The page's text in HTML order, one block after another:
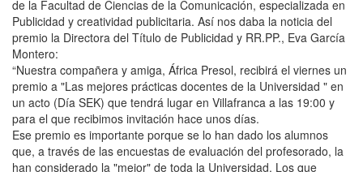
de la Facultad de Ciencias de la Comunicación, especializada en
Publicidad y creatividad publicitaria. Así nos daba la noticia del
premio la Directora del Título de Publicidad y RR.PP., Eva García
Montero:
“Nuestra compañera y amiga, África Presol, recibirá el viernes un
premio a "Las mejores prácticas docentes de la Universidad " en
un acto (Día SEK) que tendrá lugar en Villafranca a las 19:00 y
para el que recibimos invitación hace unos días.
Ese premio es importante porque se lo han dado los alumnos
que, a través de las encuestas de evaluación del profesorado, la
han considerado la "mejor" de toda la Universidad. Los que